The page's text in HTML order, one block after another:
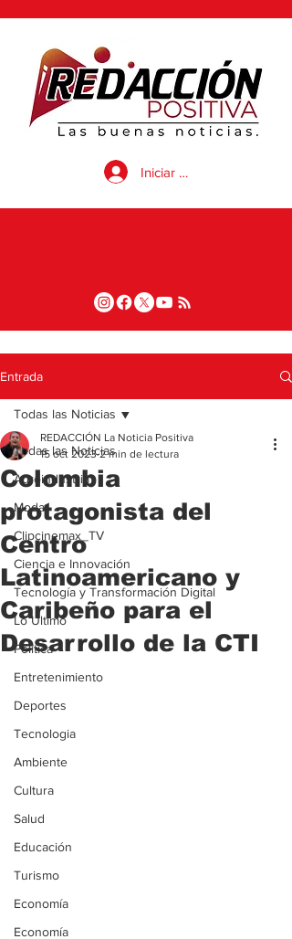
Iniciar sesión
Entrada
Todas las Noticias
Agroindustria
Moda
Clipcinemax_TV
Ciencia e Innovación
Tecnología y Transformación Digital
Lo Ultimo
Politica
Entretenimiento
Deportes
Tecnologia
Ambiente
Cultura
Salud
Educación
Turismo
Economía
Economía
Todas las Noticias
Colombia
protagonista del
Centro
Latinoamericano y
Caribeño para el
Desarrollo de la CTI
REDACCIÓN La Noticia Positiva
15 oct 2023 2 min de lectura